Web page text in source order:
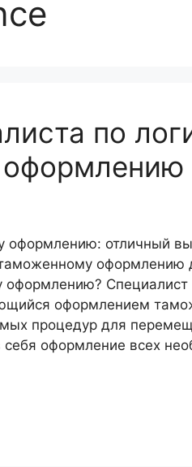
по
оформлению: отличный
оформлению
оформлению?
оформлением
процедур для
себя оформление всех